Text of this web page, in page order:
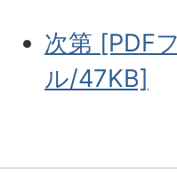
次第 [PDF
ル/47KB]